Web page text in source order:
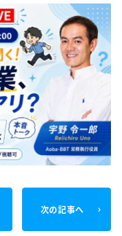
次の記事へ